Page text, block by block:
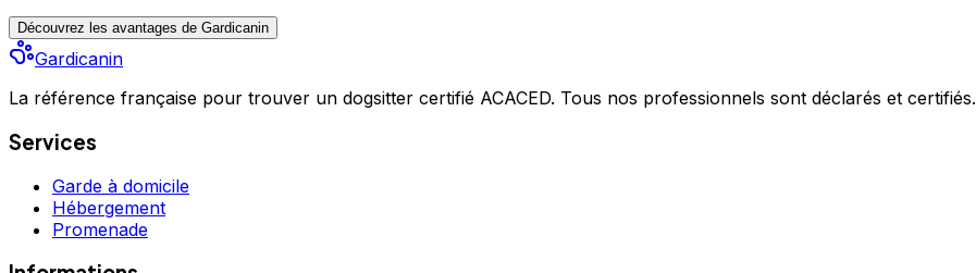
Découvrez les avantages de Gardicanin
Gardicanin
La référence française pour trouver un dogsitter certifié ACACED. Tous nos professionnels sont déclarés et certifiés.
Services
Garde à domicile
Hébergement
Promenade